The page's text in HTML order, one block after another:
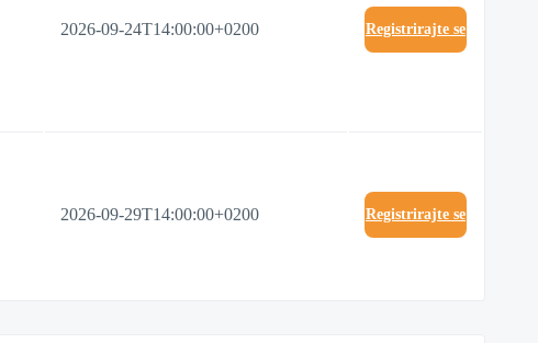
2026-09-24T14:00:00+0200 Registrirajte se
2026-09-29T14:00:00+0200 Registrirajte se